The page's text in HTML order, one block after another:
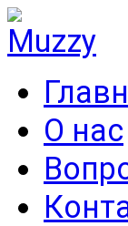
О нас